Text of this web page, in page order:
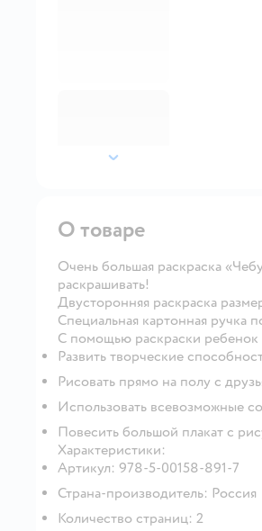
далее
О товаре
Очень большая раскраска
раскрашивать!
Двусторонняя раскраска
Специальная картонная ручка
С помощью раскраски ребенок
Развить творческие
Рисовать прямо на полу с
Использовать всевозможные
Повесить большой плакат с
Характеристики:
Артикул: 978-5-00158-891-7
Страна-производитель: Россия
Количество страниц: 2